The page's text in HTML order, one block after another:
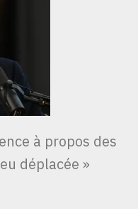
à propos des
déplacée »